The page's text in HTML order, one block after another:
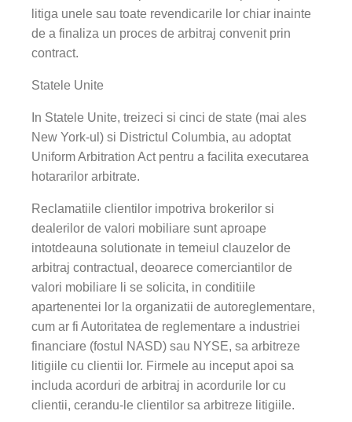
litiga unele sau toate revendicarile lor chiar inainte
de a finaliza un proces de arbitraj convenit prin
contract.
Statele Unite
In Statele Unite, treizeci si cinci de state (mai ales
New York-ul) si Districtul Columbia, au adoptat
Uniform Arbitration Act pentru a facilita executarea
hotararilor arbitrate.
Reclamatiile clientilor impotriva brokerilor si
dealerilor de valori mobiliare sunt aproape
intotdeauna solutionate in temeiul clauzelor de
arbitraj contractual, deoarece comerciantilor de
valori mobiliare li se solicita, in conditiile
apartenentei lor la organizatii de autoreglementare,
cum ar fi Autoritatea de reglementare a industriei
financiare (fostul NASD) sau NYSE, sa arbitreze
litigiile cu clientii lor. Firmele au inceput apoi sa
includa acorduri de arbitraj in acordurile lor cu
clientii, cerandu-le clientilor sa arbitreze litigiile.